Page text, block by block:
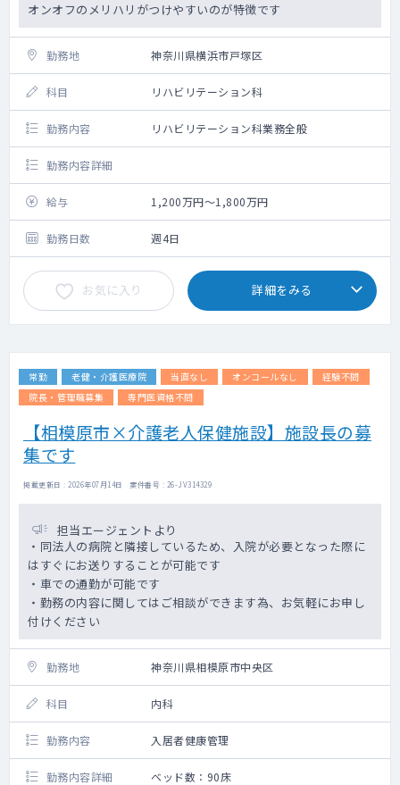
オンオフのメリハリがつけやすいのが特徴です
勤務地 神奈川県横浜市戸塚区
科目 リハビリテーション科
勤務内容 リハビリテーション科業務全般
勤務内容詳細
給与 1,200万円～1,800万円
勤務日数 週4日
お気に入り 詳細をみる
常勤 老健・介護医療院 当直なし オンコールなし
経験不問
院長・管理職募集
専門医資格不問
【相模原市×介護老人保健施設】施設長の募
集です
掲載更新日 : 2026年07月14日 案件番号 : 26-JV314329
担当エージェントより
・同法人の病院と隣接しているため、入院が必要となった際に
はすぐにお送りすることが可能です
・車での通勤が可能です
・勤務の内容に関してはご相談ができます為、お気軽にお申し
付けください
勤務地 神奈川県相模原市中央区
科目 内科
勤務内容 入居者健康管理
勤務内容詳細 ベッド数：90床